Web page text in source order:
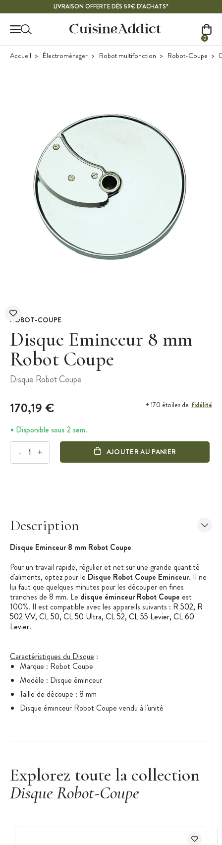
LIVRAISON OFFERTE DÈS 59€ D'ACHATS*
0
Accueil Électroménager Robot multifonction Robot-Coupe
ROBOT-COUPE
Disque Eminceur 8 mm
Robot Coupe
Disque Robot Coupe
170,19 € + 170 étoiles de fidélité
Disponible sous 2 sem.
- + AJOUTER AU PANIER
Description
Disque Eminceur 8 mm Robot Coupe
Pour un travail rapide, régulier et net sur une grande quantité
d'aliments, optez pour le Disque Robot Coupe Eminceur. Il ne
lui faut que quelques minutes pour les découper en fines
tranches de 8 mm. Le disque éminceur Robot Coupe est
100%. Il est compatible avec les appareils suivants : R 502, R
502 VV, CL 50, CL 50 Ultra, CL 52, CL 55 Levier, CL 60
Levier.
Caractéristiques du Disque :
Marque : Robot Coupe
Modèle : Disque éminceur
Taille de découpe : 8 mm
Disque éminceur Robot Coupe vendu à l'unité
Explorez toute la collection
Disque Robot-Coupe